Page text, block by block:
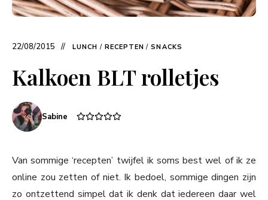
22/08/2015 LUNCH / RECEPTEN / SNACKS
Kalkoen BLT rolletjes
Sabine
Van sommige ‘recepten’ twijfel ik soms best wel of ik ze
online zou zetten of niet. Ik bedoel, sommige dingen zijn
zo ontzettend simpel dat ik denk dat iedereen daar wel